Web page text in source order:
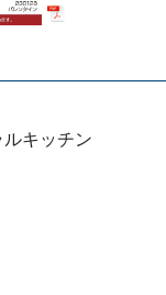
キッチン